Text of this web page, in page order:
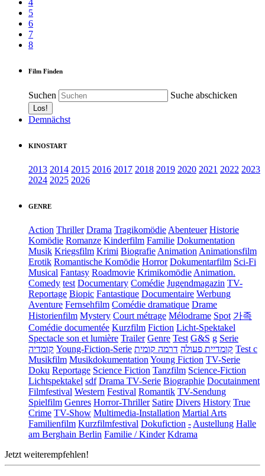
4
5
6
7
8
Film Finden
Suchen Suche abschicken
Demnächst
KINOSTART
2013 2014 2015 2016 2017 2018 2019 2020 2021 2022 2023
2024 2025 2026
GENRE
Action Thriller Drama Tragikomödie Abenteuer Historie
Komödie Romanze Kinderfilm Familie Dokumentation
Musik Kriegsfilm Krimi Biografie Animation Animationsfilm
Erotik Romantische Komödie Horror Dokumentarfilm Sci-Fi
Musical Fantasy Roadmovie Krimikomödie Animation.
Comedy test Documentary Comédie Jugendmagazin TV-
Reportage Biopic Fantastique Documentaire Werbung
Aventure Fernsehfilm Comédie dramatique Drame
Historienfilm Mystery Court métrage Mélodrame Spot 가족
Comédie documentée Kurzfilm Fiction Licht-Spektakel
Spectacle son et lumière Trailer Genre Test G&S g Serie
קומדיה Young-Fiction-Serie קומדיית פעולה דרמה קומית
Test c
Musikfilm Musikdokumentation Young Fiction TV-Serie
Doku Reportage Science Fiction Tanzfilm Science-Fiction
Lichtspektakel sdf Drama TV-Serie Biographie Docutainment
Filmfestival Western Festival Romantik TV-Sendung
Spielfilm Genres Horror-Thriller Satire Divers History True
Crime TV-Show Multimedia-Installation Martial Arts
Familienfilm Kurzfilmfestival Dokufiction - Austellung Halle
am Berghain Berlin Familie / Kinder Kdrama
Jetzt weiterempfehlen!